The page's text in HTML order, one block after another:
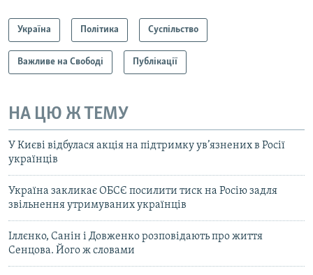
Україна Політика Суспільство
Важливе на Свободі Публікації
НА ЦЮ Ж ТЕМУ
У Києві відбулася акція на підтримку ув’язнених в Росії
українців
Україна закликає ОБСЄ посилити тиск на Росію задля
звільнення утримуваних українців
Іллєнко, Санін і Довженко розповідають про життя
Сенцова. Його ж словами